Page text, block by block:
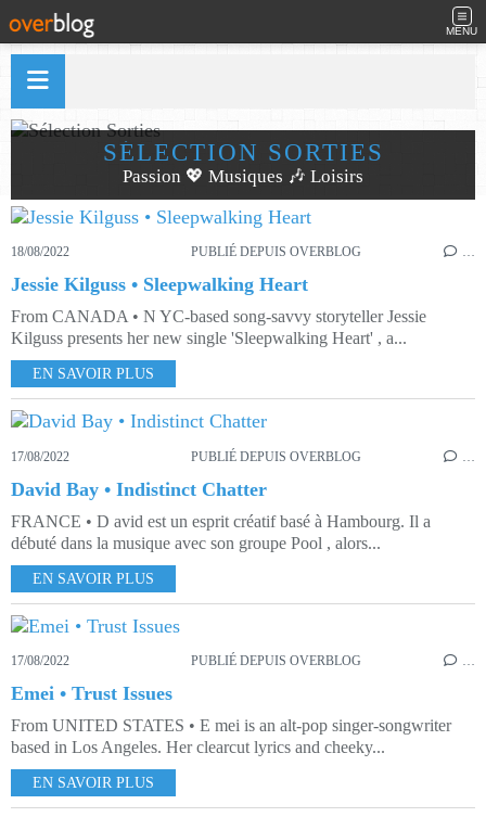
MENU
SÉLECTION SORTIES
Passion 💖 Musiques 🎶 Loisirs
18/08/2022 PUBLIÉ DEPUIS OVERBLOG …
Jessie Kilguss • Sleepwalking Heart
From CANADA • N YC-based song-savvy storyteller Jessie
Kilguss presents her new single 'Sleepwalking Heart' , a...
EN SAVOIR PLUS
17/08/2022 PUBLIÉ DEPUIS OVERBLOG
David Bay • Indistinct Chatter
FRANCE • D avid est un esprit créatif basé à Hambourg. Il a
débuté dans la musique avec son groupe Pool , alors...
EN SAVOIR PLUS
17/08/2022 PUBLIÉ DEPUIS OVERBLOG …
Emei • Trust Issues
From UNITED STATES • E mei is an alt-pop singer-songwriter
based in Los Angeles. Her clearcut lyrics and cheeky...
EN SAVOIR PLUS